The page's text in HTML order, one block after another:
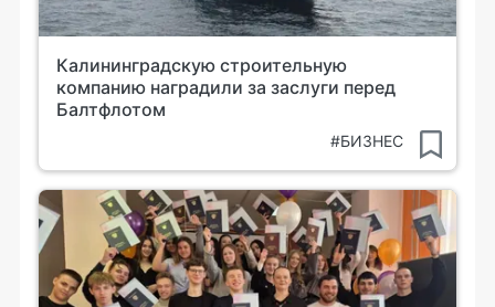
Калининградскую строительную
компанию наградили за заслуги перед
Балтфлотом
#БИЗНЕС